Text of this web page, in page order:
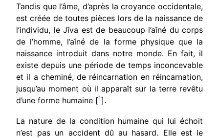
Tandis que l’âme, d’après la croyance occidentale,
est créée de toutes pièces lors de la naissance de
l’individu, le Jîva est de beaucoup l’aîné du corps
de l’homme, l’aîné de la forme physique que la
naissance introduit dans notre monde. En fait, il
existe depuis une période de temps inconcevable
et il a cheminé, de réincarnation en réincarnation,
jusqu’au moment où il apparaît sur la terre revêtu
d’une forme humaine [1].
La nature de la condition humaine qui lui échoit
n’est pas un accident dû au hasard. Elle est le